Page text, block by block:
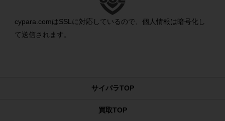
cypara.comはSSLに対応しているので、個人情報は暗号化し
て送信されます。
サイパラTOP
買取TOP